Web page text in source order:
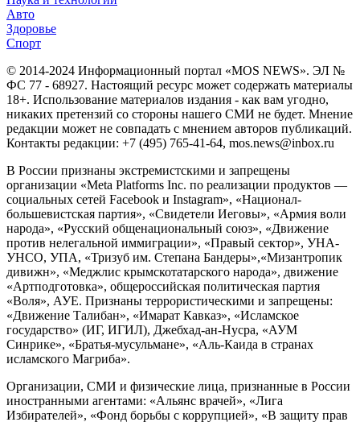
Авто
Здоровье
Спорт
© 2014-2024 Информационный портал «MOS NEWS». ЭЛ №
ФС 77 - 68927. Настоящий ресурс может содержать материалы
18+. Использование материалов издания - как вам угодно,
никаких претензий со стороны нашего СМИ не будет. Мнение
редакции может не совпадать с мнением авторов публикаций.
Контакты редакции: +7 (495) 765-41-64, mos.news@inbox.ru
В России признаны экстремистскими и запрещены
организации «Meta Platforms Inc. по реализации продуктов —
социальных сетей Facebook и Instagram», «Национал-
большевистская партия», «Свидетели Иеговы», «Армия воли
народа», «Русский общенациональный союз», «Движение
против нелегальной иммиграции», «Правый сектор», УНА-
УНСО, УПА, «Тризуб им. Степана Бандеры»,«Мизантропик
дивижн», «Меджлис крымскотатарского народа», движение
«Артподготовка», общероссийская политическая партия
«Воля», АУЕ. Признаны террористическими и запрещены:
«Движение Талибан», «Имарат Кавказ», «Исламское
государство» (ИГ, ИГИЛ), Джебхад-ан-Нусра, «АУМ
Синрике», «Братья-мусульмане», «Аль-Каида в странах
исламского Магриба».
Организации, СМИ и физические лица, признанные в России
иностранными агентами: «Альянс врачей», «Лига
Избирателей», «Фонд борьбы с коррупцией», «В защиту прав